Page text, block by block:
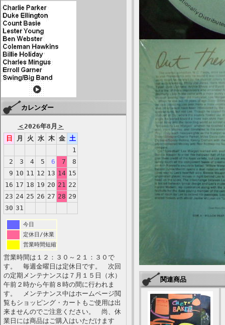
カレンダー
＜2026年8月 ＞
日
月 火 水 木 金 土
1
2
3 4 5 6 7
8
9 10 11 12 13 14 15
16 17 18 19 20 21 22
23 24 25 26 27 28 29
30 31
今日
定休日/休業
営業時間短縮
営業時間は１２：３０～２１：３０で
す。 毎週金曜日は定休日です。 次回
の定期メンテナンスは７月１５日（水）
午前２時から午前８時の間に行われま
す。 メンテナンス中はホームページ閲
覧もショッピング・カートもご使用は出
来ませんのでご注意ください。 尚、休
業日には商品はご購入はいただけます
関連商品